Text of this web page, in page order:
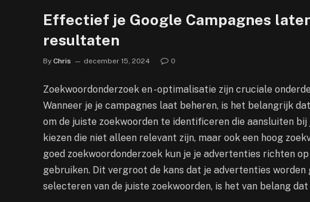
Effectief je Google Campagnes
resultaten
By Chris december 15, 2024 0
Zoekwoordonderzoek en -optimalisatie zijn cruciale
Wanneer je je campagnes laat beheren, is het belangrijk
om de juiste zoekwoorden te identificeren die aansluiten
kiezen die niet alleen relevant zijn, maar ook een hoog
goed zoekwoordonderzoek kun je je advertenties richten
gebruiken. Dit vergroot de kans dat je advertenties worden
selecteren van de juiste zoekwoorden, is het van belang